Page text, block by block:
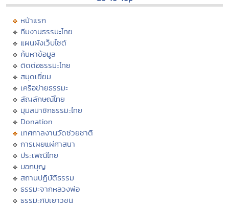
หน้าแรก
ทีมงานธรรมะไทย
แผนผังเว็บไซต์
ค้นหาข้อมูล
ติดต่อธรรมะไทย
สมุดเยี่ยม
เครือข่ายธรรมะ
สัญลักษณ์ไทย
มุมสมาชิกธรรมะไทย
Donation
เทศกาลงานวัดช่วยชาติ
การเผยแผ่ศาสนา
ประเพณีไทย
บอกบุญ
สถานปฏิบัติธรรม
ธรรมะจากหลวงพ่อ
ธรรมะกับเยาวชน